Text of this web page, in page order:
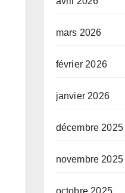
mars 2026
février 2026
janvier 2026
décembre 2025
novembre 2025
octobre 2025